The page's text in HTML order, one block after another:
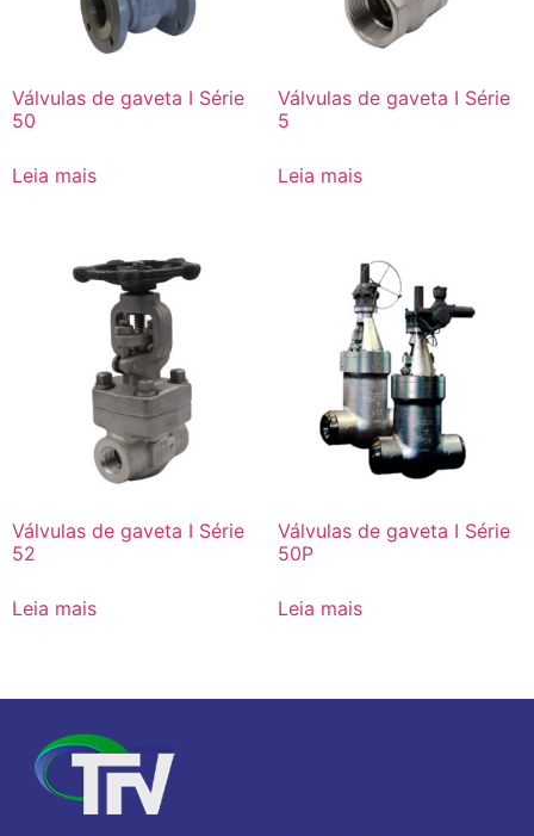
Válvulas de gaveta I Série
50
Leia mais
Válvulas de gaveta I Série
5
Leia mais
Válvulas de gaveta I Série
52
Leia mais
Válvulas de gaveta I Série
50P
Leia mais